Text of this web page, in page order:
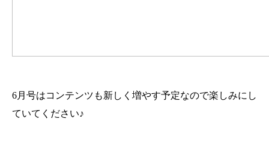
6月号はコンテンツも新しく増やす予定なので楽しみにし
ていてください♪